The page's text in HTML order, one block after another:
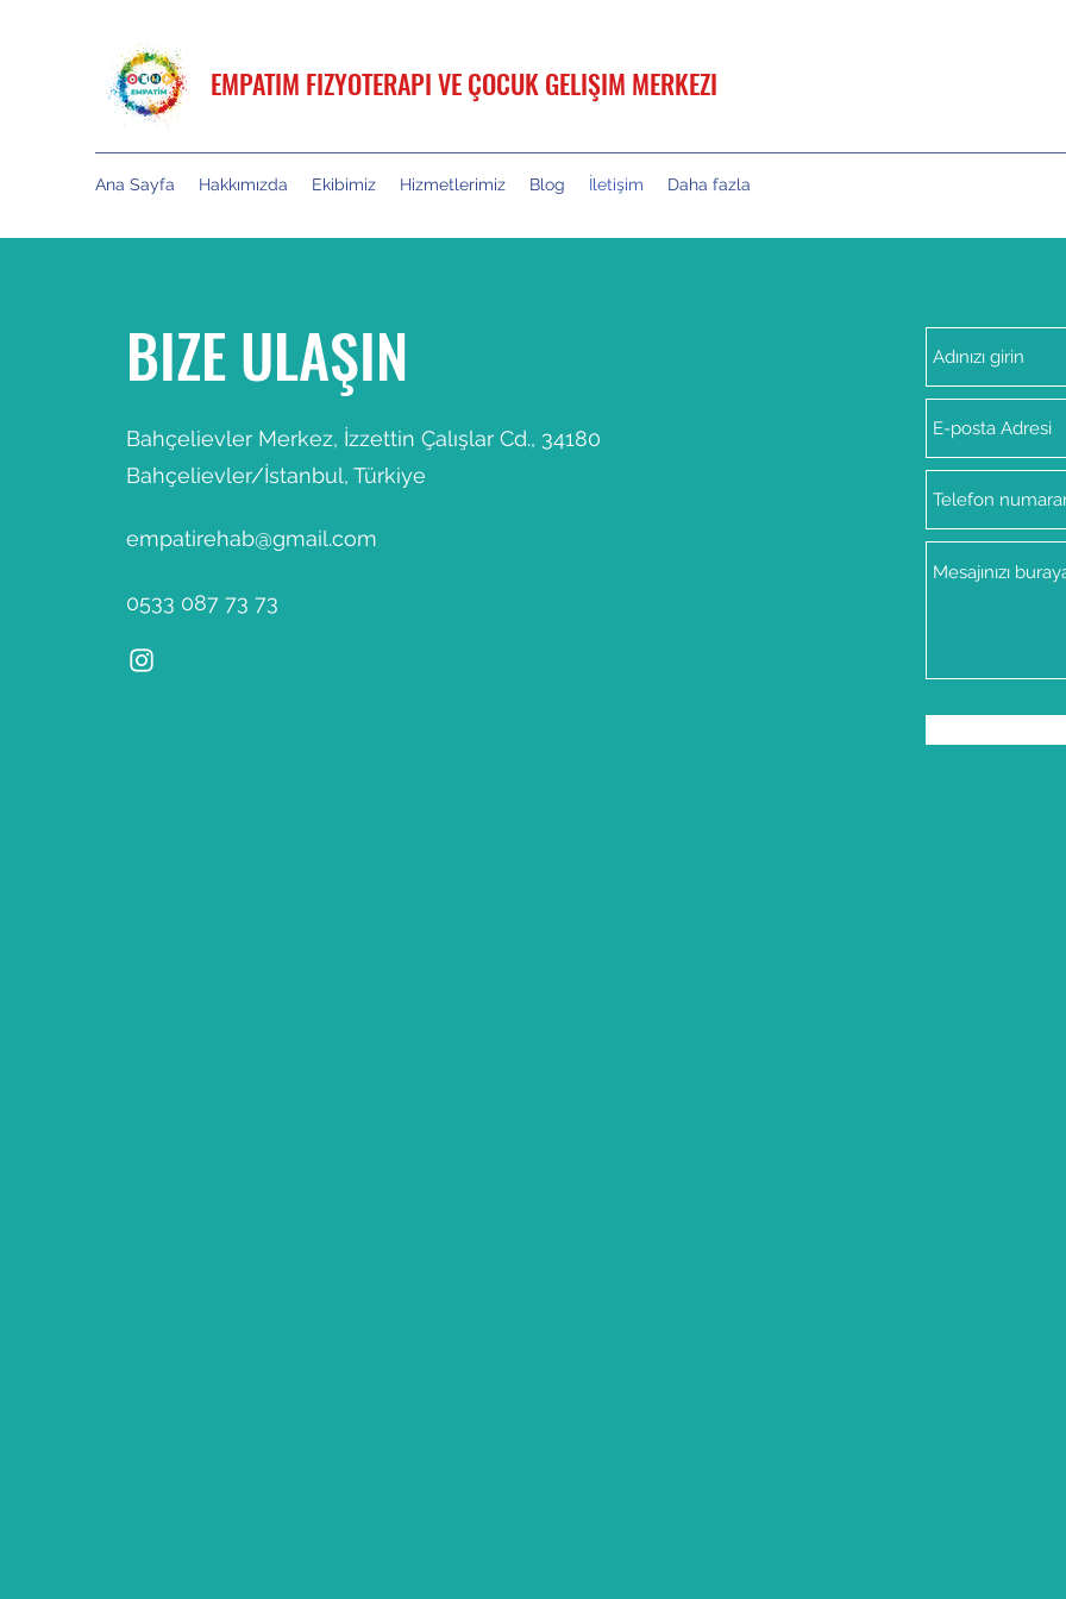
EMPATIM FIZYOTERAPI VE ÇOCUK GELIŞIM MERKEZI
Ana Sayfa Hakkımızda Ekibimiz Hizmetlerimiz Blog İletişim Daha fazla
BIZE ULAŞIN
Bahçelievler Merkez, İzzettin Çalışlar Cd., 34180
Bahçelievler/İstanbul, Türkiye
empatirehab@gmail.com
0533 087 73 73